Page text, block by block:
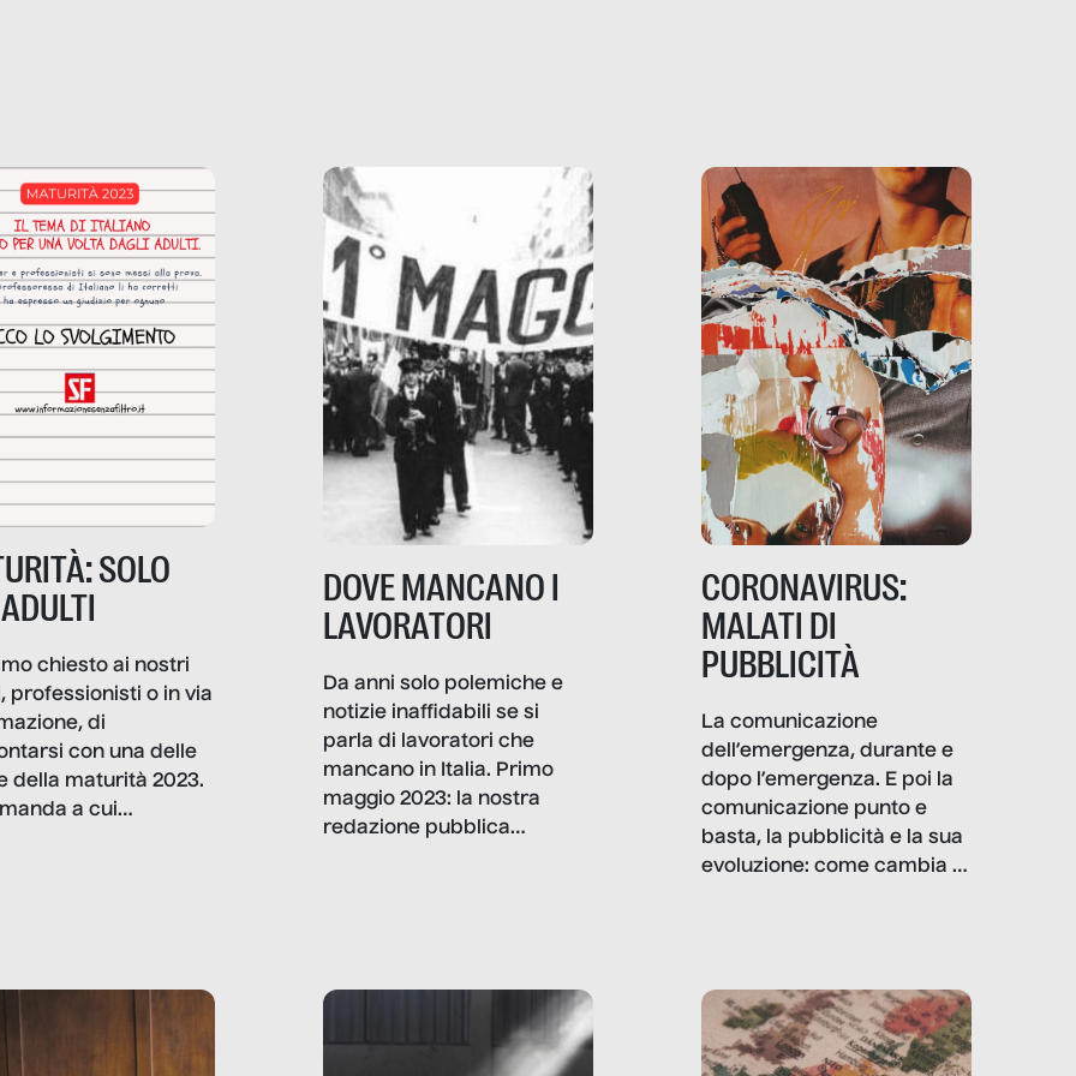
la nostra vita
come.
SOLO
chiesto ai nostri
professionisti o in via
di
con una delle
della maturità 2023.
a cui
DOVE MANCANO I
LAVORATORI
Da anni solo polemiche e
notizie inaffidabili se si
parla di lavoratori che
mancano in Italia. Primo
maggio 2023: la nostra
redazione pubblica
la sanità, la ristorazione,
la scuola, le fabbriche,
CORONAVIRUS:
MALATI DI
PUBBLICITÀ
La comunicazione
dell’emergenza, durante e
dopo l’emergenza. E poi la
comunicazione punto e
basta, la pubblicità e la sua
evoluzione: come cambia il